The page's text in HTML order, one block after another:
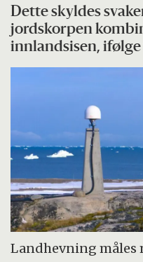
Dette skyldes
jordskorpen
innlandsisen, ifølge
Landhevning måles